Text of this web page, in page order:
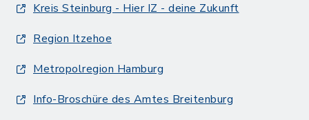
Kreis Steinburg - Hier IZ - deine Zukunft
Region Itzehoe
Metropolregion Hamburg
Info-Broschüre des Amtes Breitenburg